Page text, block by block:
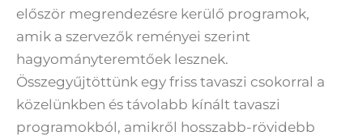
először megrendezésre kerülő programok,
amik a szervezők reményei szerint
hagyományteremtőek lesznek.
Összegyűjtöttünk egy friss tavaszi csokorral a
közelünkben és távolabb kínált tavaszi
programokból, amikről hosszabb-rövidebb